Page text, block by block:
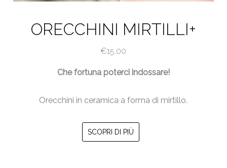
ORECCHINI MIRTILLI+
€15.00
Che fortuna poterci indossare!
Orecchini in ceramica a forma di mirtillo.
SCOPRI DI PIÙ